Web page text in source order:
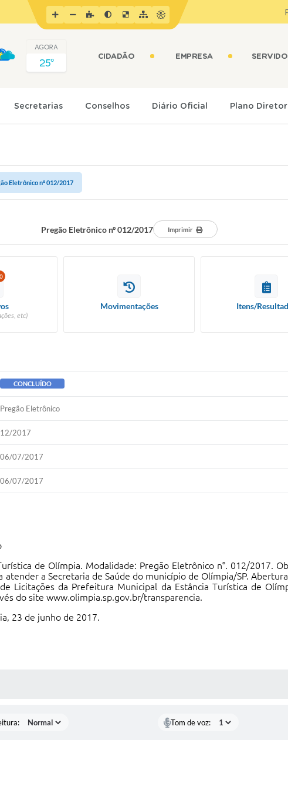
CIDADÃO EMPRESA
AGORA
25º
Secretarias Conselhos Diário Oficial Plano Diretor
Eletrônico nº 012/2017
Pregão Eletrônico nº 012/2017 Imprimir
etc)
Movimentações Itens/
CONCLUÍDO
Pregão Eletrônico
12/2017
06/07/2017
06/07/2017
de Olímpia. Modalidade: Pregão Eletrônico n°. 012/2017.
a Secretaria de Saúde do município de Olímpia/SP.
Licitações da Prefeitura Municipal da Estância Turística de
do site www.olimpia.sp.gov.br/transparencia.
23 de junho de 2017.
Tom de voz: